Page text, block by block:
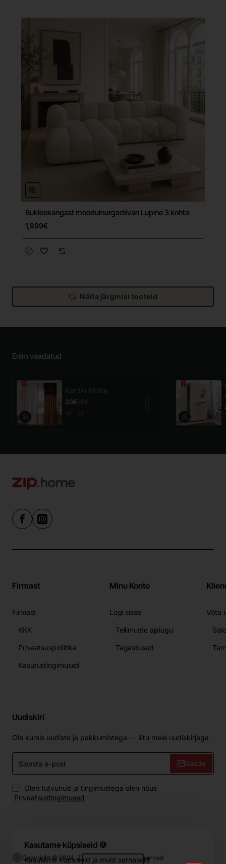
Kasutame küpsiseid 🍪
Kasutame küpsiseid ja muid sarnaseid
Tasuta tarne
Bukleekangast moodulnurgadiivan Lupine 3 kohta
1,899€
Näita järgmisi tooteid
Enim vaadatud
Kardin Pirate
33€65€
Firmast
Firmast
ККК
Privaatsuspoliitika
Kasutustingimused
Minu Konto
Logi sisse
Tellimuste ajalugu
Tagastused
Võta
Uudiskiri
Ole kursis uudiste ja pakkumistega — liitu meie uudiskirjaga
Sisesta
e-
post
Saada
Olen tutvunud ja tingimustega olen nõus
Privaatsustingimused
Copyright © 2024, ZIP.Home, All Rights Reserved